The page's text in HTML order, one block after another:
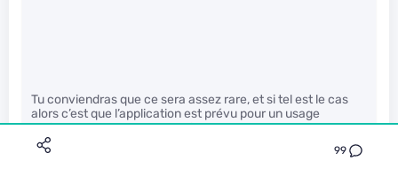
99
Tu conviendras que ce sera assez rare, et si tel est le cas
alors c’est que l’application est prévu pour un usage
typiquement tablette et tactile .